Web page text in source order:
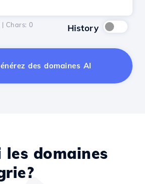
Chars: 0 History
des domaines AI
les domaines